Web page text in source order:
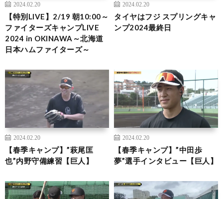
2024.02.20
【特別LIVE】2/19 朝10:00～
ファイターズキャンプLIVE
2024 in OKINAWA～北海道
日本ハムファイターズ～
2024.02.20
タイヤはフジ スプリングキャ
ンプ2024最終日
2024.02.20
【春季キャンプ】”萩尾匡
也”内野守備練習【巨人】
2024.02.20
【春季キャンプ】”中田歩
夢”選手インタビュー【巨人】